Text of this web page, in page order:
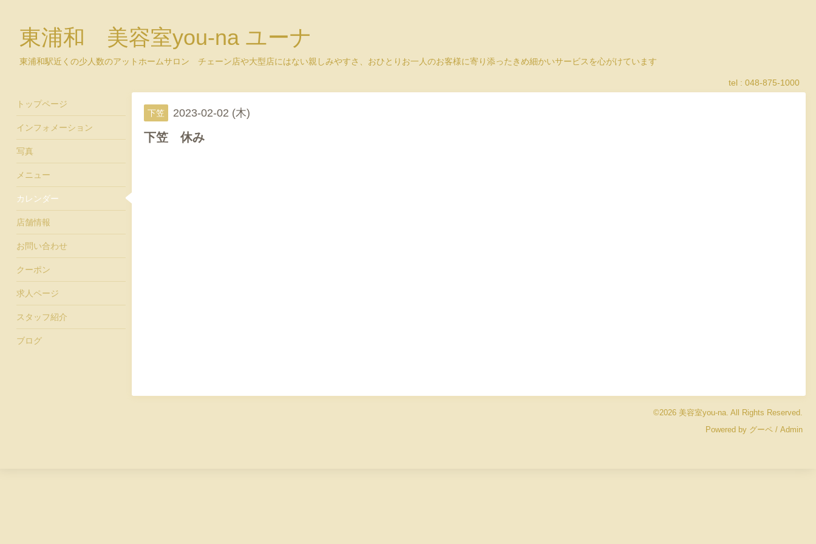
東浦和 美容室you-na ユーナ
東浦和駅近くの少人数のアットホームサロン チェーン店や大型店にはない親しみやすさ、おひとりお一人のお客様に寄り添ったきめ細かいサービスを心がけています
tel : 048-875-1000
下笠 2023-02-02 (木)
下笠 休み
©2026 美容室you-na. All Rights Reserved.
Powered by グーペ / Admin
トップページ
インフォメーション
写真
メニュー
カレンダー
店舗情報
お問い合わせ
クーポン
求人ページ
スタッフ紹介
ブログ